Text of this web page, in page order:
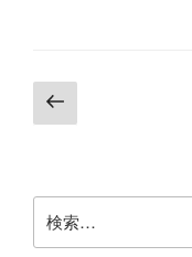
投
稿
ー
ジ
前
の
ジ
索: